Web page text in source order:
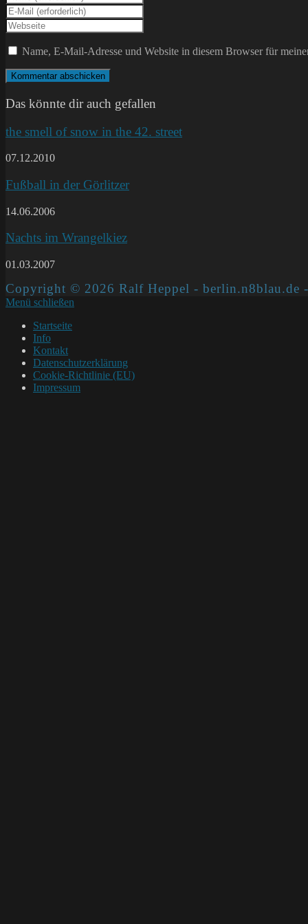
deinen
Namen
oder
Benutzernamen
zum
Kommentieren
ein
Gib
deine
E-
Mail-
Adresse
zum
Kommentieren
Gib
deine
Website-
ein
(optional)
Name, E-Mail-Adresse und Website in diesem Browser für
Das könnte dir auch gefallen
the smell of snow in the 42. street
07.12.2010
Fußball in der Görlitzer
14.06.2006
Nachts im Wrangelkiez
01.03.2007
Copyright © 2026 Ralf Heppel - berlin.n8blau.de
Menü schließen
Startseite
Info
Kontakt
Datenschutzerklärung
Cookie-Richtlinie (EU)
Impressum